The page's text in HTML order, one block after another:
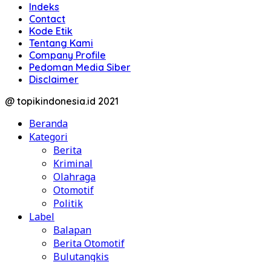
Indeks
Contact
Kode Etik
Tentang Kami
Company Profile
Pedoman Media Siber
Disclaimer
@ topikindonesia.id 2021
Beranda
Kategori
Berita
Kriminal
Olahraga
Otomotif
Politik
Label
Balapan
Berita Otomotif
Bulutangkis